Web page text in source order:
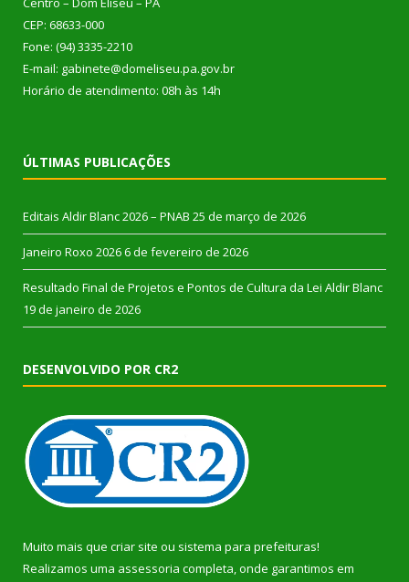
CEP: 68633-000
Fone: (94) 3335-2210
E-mail: gabinete@domeliseu.pa.gov.br
Horário de atendimento: 08h às 14h
ÚLTIMAS PUBLICAÇÕES
Editais Aldir Blanc 2026 – PNAB 25 de março de 2026
Janeiro Roxo 2026 6 de fevereiro de 2026
Resultado Final de Projetos e Pontos de Cultura da Lei Aldir Blanc
19 de janeiro de 2026
DESENVOLVIDO POR CR2
Muito mais que criar site ou sistema para prefeituras!
Realizamos uma assessoria completa, onde garantimos em